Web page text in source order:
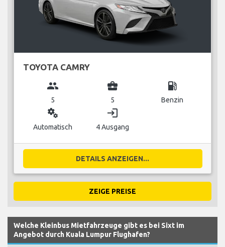
TOYOTA CAMRY
group
5
business_center
5
local_gas_station
Benzin
miscellaneous_services
Automatisch
login
4 Ausgang
DETAILS ANZEIGEN...
ZEIGE PREISE
Welche Kleinbus Mietfahrzeuge gibt es bei Sixt im
Angebot durch Kuala Lumpur Flughafen?